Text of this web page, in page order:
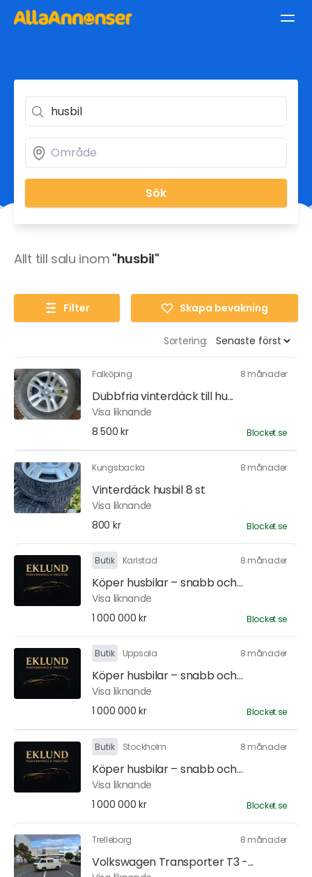
Sök
Allt till salu inom "husbil"
Filter Skapa bevakning
Sortering:
Falköping 8 månader
Dubbfria vinterdäck till hu...
Visa liknande
8 500 kr
Blocket.se
Kungsbacka 8 månader
Vinterdäck husbil 8 st
Visa liknande
800 kr
Blocket.se
Butik Karlstad 8 månader
Köper husbilar – snabb och...
Visa liknande
1 000 000 kr
Blocket.se
Butik Uppsala 8 månader
Köper husbilar – snabb och...
Visa liknande
1 000 000 kr
Blocket.se
Butik Stockholm 8 månader
Köper husbilar – snabb och...
Visa liknande
1 000 000 kr
Blocket.se
Trelleborg 8 månader
Volkswagen Transporter T3 -...